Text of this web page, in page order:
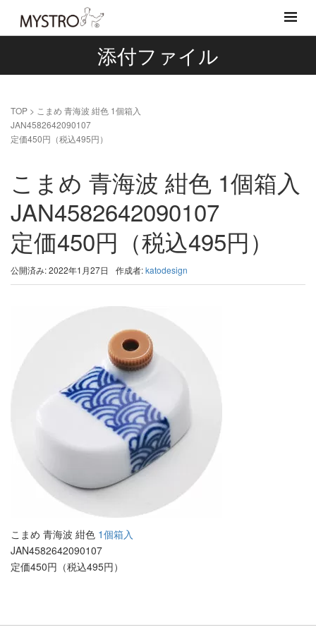
添付ファイル
TOP > こまめ 青海波 紺色 1個箱入
JAN4582642090107
定価450円（税込495円）
こまめ 青海波 紺色 1個箱入
JAN4582642090107
定価450円（税込495円）
公開済み: 2022年1月27日 作成者:katodesign
こまめ 青海波 紺色 1個箱入
JAN4582642090107
定価450円（税込495円）